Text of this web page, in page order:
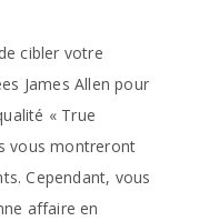
cibler votre
James Allen pour
« True
vous montreront
Cependant, vous
affaire en